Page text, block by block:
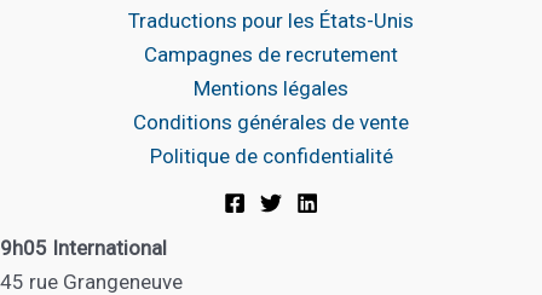
Traductions pour les États-Unis
Campagnes de recrutement
Mentions légales
Conditions générales de vente
Politique de confidentialité
9h05 International
45 rue Grangeneuve